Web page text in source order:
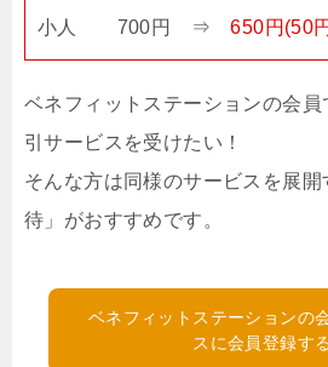
小人 700円 ⇒650円(50
ベネフィットステーションの会員
引サービスを受けたい！
そんな方は同様のサービスを展
待」がおすすめです。
ベネフィットステーションの
スに会員登録す